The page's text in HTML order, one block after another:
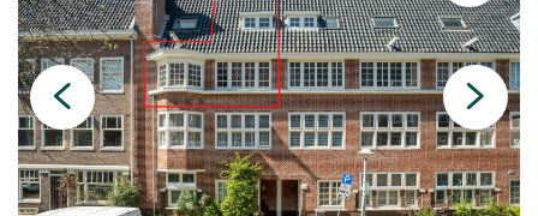
Huren & Verhuren
Beleggingen
Veiling